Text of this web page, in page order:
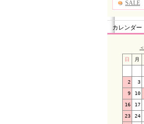
カレンダー
＜
日 月
2 3
9 10
16 17
23 24